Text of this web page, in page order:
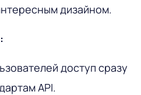
дизайном.
доступ сразу
API.